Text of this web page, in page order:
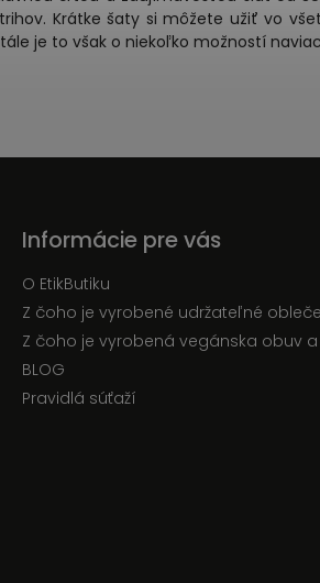
Krátke šaty si môžete užiť vo
je to však o niekoľko možností
Informácie pre vás
O EtikButiku
Z čoho je vyrobené udržateľné
Z čoho je vyrobená vegánska obuv
BLOG
Pravidlá súťaží